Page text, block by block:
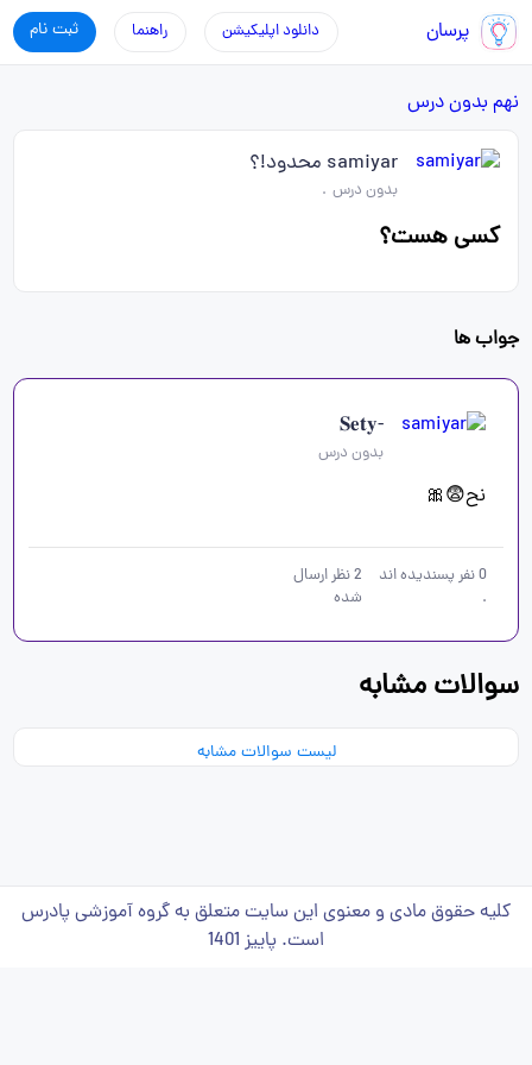
پرسان ثبت نام راهنما دانلود اپلیکیشن
نهم بدون درس
samiyar محدود!؟
بدون درس .
کسی هست؟
جواب ها
-𝐒𝐞𝐭𝐲
بدون درس
نح😨🎀
0نفر پسندیده اند
.
2نظر ارسال
شده
سوالات مشابه
لیست سوالات مشابه
کلیه حقوق مادی و معنوی این سایت متعلق به گروه آموزشی پادرس
است. پاییز 1401